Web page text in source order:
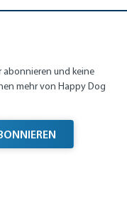
abonnieren und keine
mehr von Happy Dog